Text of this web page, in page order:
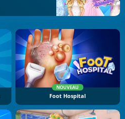
NOUVEAU
Foot Hospital